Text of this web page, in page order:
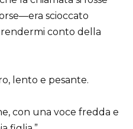
scioccato
conto della
lento e pesante.
con una voce fredda e